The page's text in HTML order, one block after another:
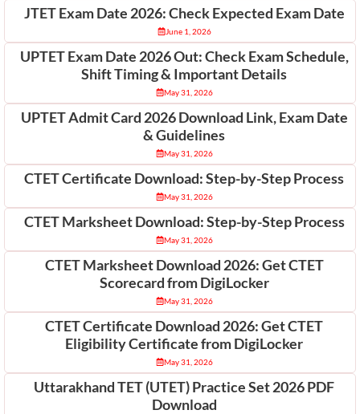
JTET Exam Date 2026: Check Expected Exam Date
June 1, 2026
UPTET Exam Date 2026 Out: Check Exam Schedule,
Shift Timing & Important Details
May 31, 2026
UPTET Admit Card 2026 Download Link, Exam Date
& Guidelines
May 31, 2026
CTET Certificate Download: Step-by-Step Process
May 31, 2026
CTET Marksheet Download: Step-by-Step Process
May 31, 2026
CTET Marksheet Download 2026: Get CTET
Scorecard from DigiLocker
May 31, 2026
CTET Certificate Download 2026: Get CTET
Eligibility Certificate from DigiLocker
May 31, 2026
Uttarakhand TET (UTET) Practice Set 2026 PDF
Download